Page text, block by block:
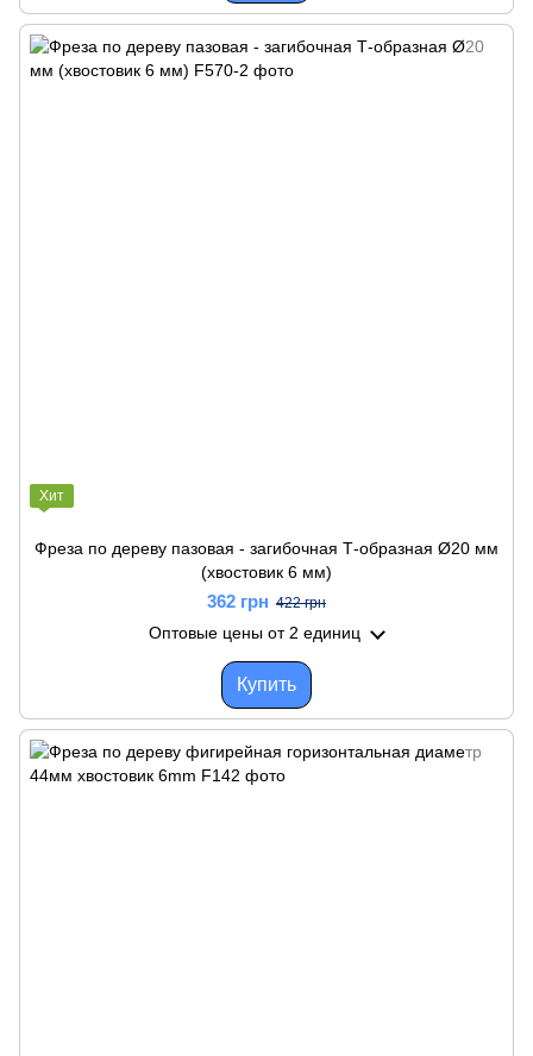
Хит
Фреза по дереву пазовая - загибочная Т-образная Ø20 мм
(хвостовик 6 мм)
362 грн 422 грн
Оптовые ценыот 2 единиц
Купить